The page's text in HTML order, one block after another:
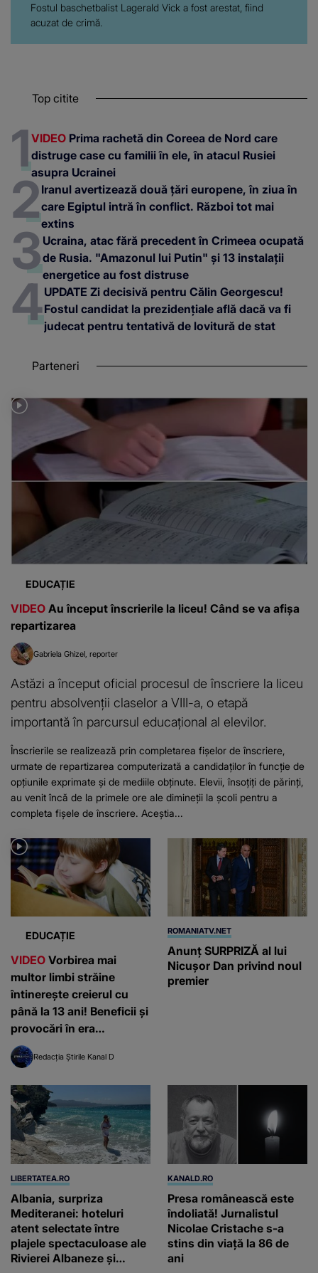
Fostul baschetbalist Lagerald Vick a fost arestat, fiind
acuzat de crimă.
Top citite
VIDEO Prima rachetă din Coreea de Nord care
distruge case cu familii în ele, în atacul Rusiei
asupra Ucrainei
Iranul avertizează două țări europene, în ziua în
care Egiptul intră în conflict. Război tot mai
extins
Ucraina, atac fără precedent în Crimeea ocupată
de Rusia. "Amazonul lui Putin" și 13 instalații
energetice au fost distruse
UPDATE Zi decisivă pentru Călin Georgescu!
Fostul candidat la prezidențiale află dacă va fi
judecat pentru tentativă de lovitură de stat
Parteneri
EDUCAȚIE
VIDEO Au început înscrierile la liceu! Când se va afișa
repartizarea
Gabriela Ghizel reporter
Astăzi a început oficial procesul de înscriere la liceu
pentru absolvenții claselor a VIII-a, o etapă
importantă în parcursul educațional al elevilor.
Înscrierile se realizează prin completarea fișelor de înscriere,
urmate de repartizarea computerizată a candidaților în funcție de
opțiunile exprimate și de mediile obținute. Elevii, însoțiți de părinți,
au venit încă de la primele ore ale dimineții la școli pentru a
completa fișele de înscriere. Aceștia...
EDUCAȚIE
VIDEO Vorbirea mai
multor limbi străine
întinerește creierul cu
până la 13 ani! Beneficii și
provocări în era
inteligenței artificiale
Redacția Știrile Kanal D
ROMANIATV.NET
Anunţ SURPRIZĂ al lui
Nicuşor Dan privind noul
premier
LIBERTATEA.RO
Albania, surpriza
Mediteranei: hoteluri
atent selectate între
plajele spectaculoase ale
Rivierei Albaneze și
KANALD.RO
Presa românească este
îndoliată! Jurnalistul
Nicolae Cristache s-a
stins din viață la 86 de
ani